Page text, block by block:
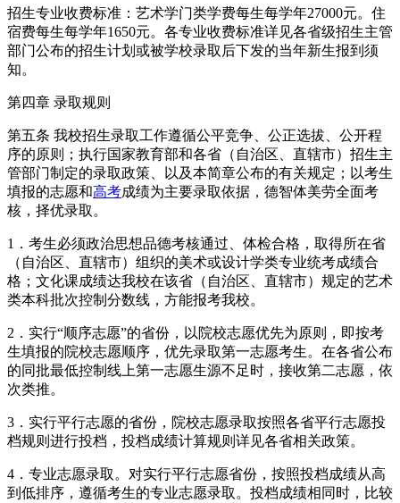
招生专业收费标准：艺术学门类学费每生每学年27000元。住
宿费每生每学年1650元。各专业收费标准详见各省级招生主管
部门公布的招生计划或被学校录取后下发的当年新生报到须
知。
第四章 录取规则
第五条 我校招生录取工作遵循公平竞争、公正选拔、公开程
序的原则；执行国家教育部和各省（自治区、直辖市）招生主
管部门制定的录取政策、以及本简章公布的有关规定；以考生
填报的志愿和高考成绩为主要录取依据，德智体美劳全面考
核，择优录取。
1．考生必须政治思想品德考核通过、体检合格，取得所在省
（自治区、直辖市）组织的美术或设计学类专业统考成绩合
格；文化课成绩达我校在该省（自治区、直辖市）规定的艺术
类本科批次控制分数线，方能报考我校。
2．实行“顺序志愿”的省份，以院校志愿优先为原则，即按考
生填报的院校志愿顺序，优先录取第一志愿考生。在各省公布
的同批最低控制线上第一志愿生源不足时，接收第二志愿，依
次类推。
3．实行平行志愿的省份，院校志愿录取按照各省平行志愿投
档规则进行投档，投档成绩计算规则详见各省相关政策。
4．专业志愿录取。对实行平行志愿省份，按照投档成绩从高
到低排序，遵循考生的专业志愿录取。投档成绩相同时，比较